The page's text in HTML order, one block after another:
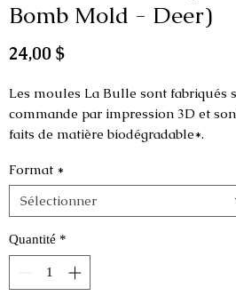
Bomb Mold - Deer)
24,00 $Prix
Les moules La Bulle sont fabriqués
commande par impression 3D et
faits de matière biodégradable*.
Ce moule est fait en 3 parties et
comme presse à la main.
Dimensions du moule :
Petit : 7 cm x 8 cm x 3.5 cm de hauteur
Régulier: 8.5 cm x 10 cm x 4 cm de
Format *
Sélectionner
Quantité *